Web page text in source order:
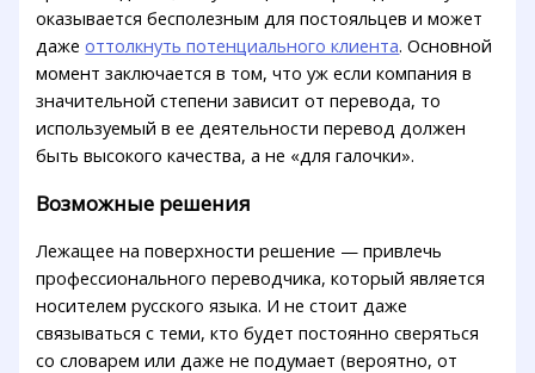
оказывается бесполезным для постояльцев и может
дажеоттолкнуть потенциального клиента. Основной
момент заключается в том, что уж если компания в
значительной степени зависит от перевода, то
используемый в ее деятельности перевод должен
быть высокого качества, а не «для галочки».
Возможные решения
Лежащее на поверхности решение — привлечь
профессионального переводчика, который является
носителем русского языка. И не стоит даже
связываться с теми, кто будет постоянно сверяться
со словарем или даже не подумает (вероятно, от